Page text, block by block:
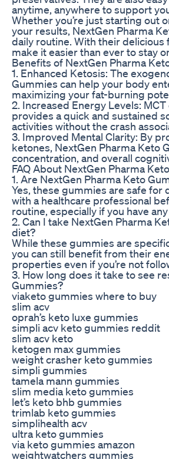
anytime, anywhere to support
Whether you’re just starting out
your results, NextGen Pharma
daily routine. With their
make it easier than ever to stay
Benefits of NextGen Pharma
1. Enhanced Ketosis: The
Gummies can help your body
maximizing your fat-burning
2. Increased Energy Levels:
provides a quick and sustained
activities without the crash
3. Improved Mental Clarity: By
ketones, NextGen Pharma Keto
concentration, and overall
FAQ About NextGen Pharma
1. Are NextGen Pharma Keto
Yes, these gummies are safe for
with a healthcare professional
routine, especially if you have
2. Can I take NextGen Pharma
diet?
While these gummies are
you can still benefit from their
properties even if you’re not
3. How long does it take to see
Gummies?
viaketo gummies where to buy
slim acv
oprah’s keto luxe gummies
simpli acv keto gummies reddit
slim acv keto
ketogen max gummies
weight crasher keto gummies
simpli gummies
tamela mann gummies
slim media keto gummies
let’s keto bhb gummies
trimlab keto gummies
simplihealth acv
ultra keto gummies
via keto gummies amazon
weightwatchers gummies